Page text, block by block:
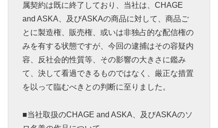
属契約は既に終了しており、当社は、CHAGE
and ASKA、及びASKAの商品に対して、商品ご
とに製造権、販売権、或いは非独占的な配信権の
みを有する状態ですが、今回の逮捕はその容疑内
容、反社会的性質等、その影響の大きさに鑑み
て、決して看過できるものではなく、厳正な措置
を以って臨むべきとの判断に至りました。
■当社取扱のCHAGE and ASKA、及びASKAのソ